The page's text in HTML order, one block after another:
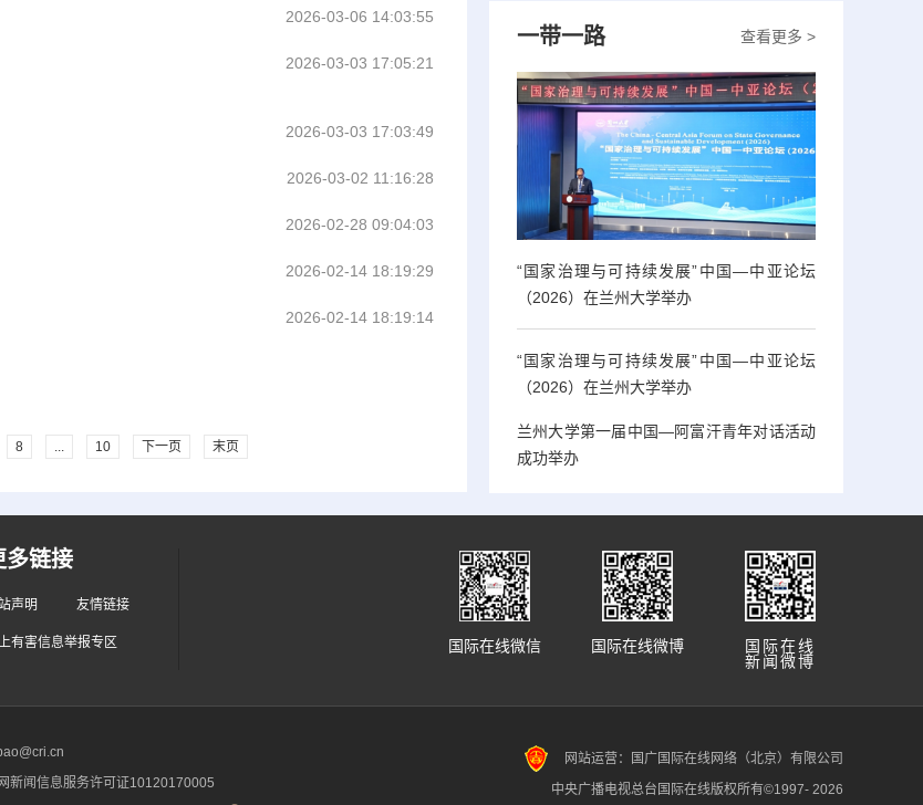
2026-03-06 14:03:55
2026-03-03 17:05:21
2026-03-03 17:03:49
2026-03-02 11:16:28
2026-02-28 09:04:03
2026-02-14 18:19:29
2026-02-14 18:19:14
8 ... 10 下一页 末页
查看更多 >
一带一路
“国家治理与可持续发展”中国—中亚论坛
（2026）在兰州大学举办
“国家治理与可持续发展”中国—中亚论坛
（2026）在兰州大学举办
兰州大学第一届中国—阿富汗青年对话活动
成功举办
多链接
声明 友情链接
有害信息举报专区
国际在线
新闻微博
国际在线微博
国际在线微信
新闻信息服务许可证10120170005
网站运营：国广国际在线网络（北京）有限公司
中央广播电视总台国际在线版权所有©1997- 2026